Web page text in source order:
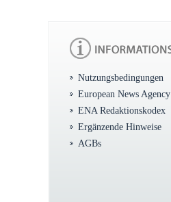
Nutzungsbedingungen
European News Agency
ENA Redaktionskodex
Ergänzende Hinweise
AGBs